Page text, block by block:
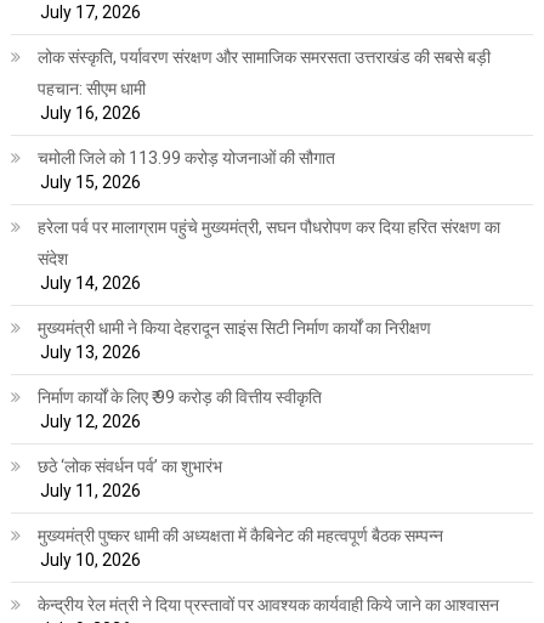
July 17, 2026
लोक संस्कृति, पर्यावरण संरक्षण और सामाजिक समरसता उत्तराखंड की सबसे बड़ी
पहचान: सीएम धामी
July 16, 2026
चमोली जिले को 113.99 करोड़ योजनाओं की सौगात
July 15, 2026
हरेला पर्व पर मालाग्राम पहुंचे मुख्यमंत्री, सघन पौधरोपण कर दिया हरित संरक्षण का
संदेश
July 14, 2026
मुख्यमंत्री धामी ने किया देहरादून साइंस सिटी निर्माण कार्यों का निरीक्षण
July 13, 2026
निर्माण कार्यों के लिए ₹ 99 करोड़ की वित्तीय स्वीकृति
July 12, 2026
छठे ‘लोक संवर्धन पर्व’ का शुभारंभ
July 11, 2026
मुख्यमंत्री पुष्कर धामी की अध्यक्षता में कैबिनेट की महत्वपूर्ण बैठक सम्पन्न
July 10, 2026
केन्द्रीय रेल मंत्री ने दिया प्रस्तावों पर आवश्यक कार्यवाही किये जाने का आश्वासन